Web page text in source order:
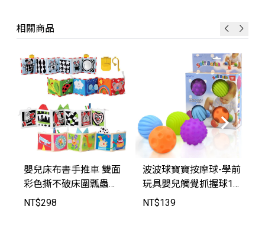
嬰兒床布書手推車 雙面
彩色撕不破床圍瓢蟲款/
小狗款【TT1124】Joy
NT$298
波波球寶寶按摩球-學前
玩具嬰兒觸覺抓握球1
盒4個【AEU1012】-Jo
NT$139
相關商品